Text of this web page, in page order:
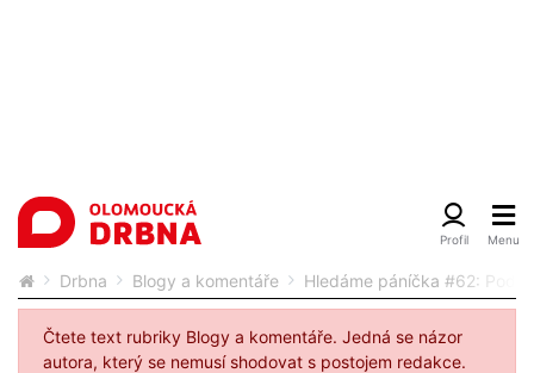
Drbna Blogy a komentáře Hledáme páníčka #62:
Čtete text rubriky Blogy a komentáře. Jedná se názor
autora, který se nemusí shodovat s postojem redakce.